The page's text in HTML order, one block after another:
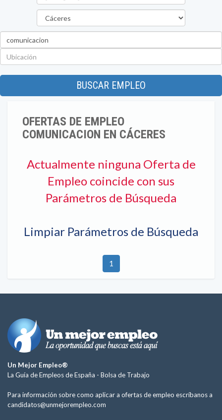
BUSCAR EMPLEO
OFERTAS DE EMPLEO
COMUNICACION EN CÁCERES
Actualmente ninguna Oferta de
Empleo coincide con sus
Parámetros de Búsqueda
Limpiar Parámetros de Búsqueda
1
Un Mejor Empleo®
La Guía de Empleos de España - Bolsa de Trabajo
Para información sobre como aplicar a ofertas de empleo escríbanos a
candidatos@unmejorempleo.com